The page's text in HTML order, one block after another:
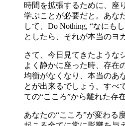
時間を拡張するために、座
学ぶことが必要だと。あな
して、Do Nothing, “なにも
としたら、それが本当のヨ
さて、今日見てきたような
よく静かに座った時、存在
均衡がなくなり、本当のあ
とが出来るでしょう。すべ
ての“こころ”から離れた存在
あなたの“こころ”が変わる